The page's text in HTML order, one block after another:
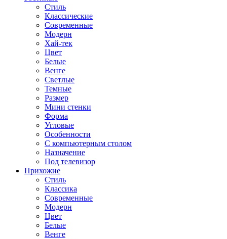
Стиль
Классические
Современные
Модерн
Хай-тек
Цвет
Белые
Венге
Светлые
Темные
Размер
Мини стенки
Форма
Угловые
Особенности
С компьютерным столом
Назначение
Под телевизор
Прихожие
Стиль
Классика
Современные
Модерн
Цвет
Белые
Венге